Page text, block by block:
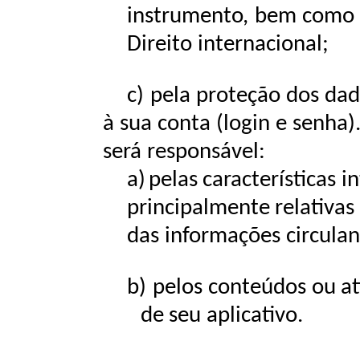
instrumento, bem como
Direito internacional;
c) pela proteção dos
à sua conta (login e senha).
será responsável:
a) pelas características
principalmente relativas
das informações
b) pelos conteúdos ou
de seu aplicativo.